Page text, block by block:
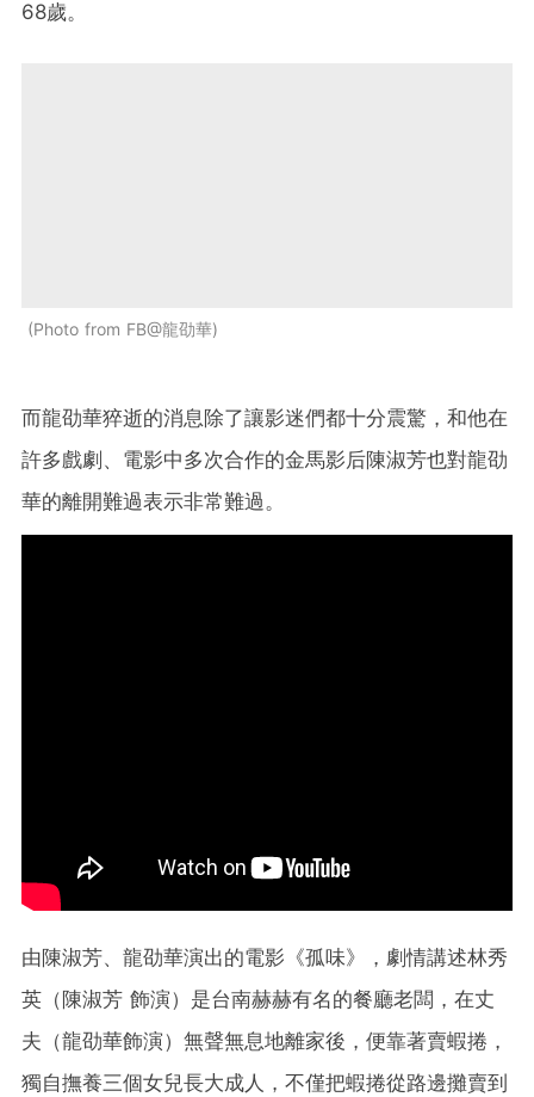
68歲。
Photo from FB@龍劭華
而龍劭華猝逝的消息除了讓影迷們都十分震驚，和他在
許多戲劇、電影中多次合作的金馬影后陳淑芳也對龍劭
華的離開難過表示非常難過。
由陳淑芳、龍劭華演出的電影《孤味》，劇情講述林秀
英（陳淑芳 飾演）是台南赫赫有名的餐廳老闆，在丈
夫（龍劭華飾演）無聲無息地離家後，便靠著賣蝦捲，
獨自撫養三個女兒長大成人，不僅把蝦捲從路邊攤賣到